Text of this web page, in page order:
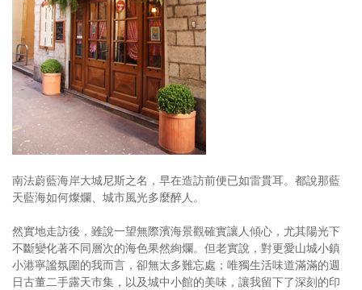
照相簿
影音區
創意出版服務
歷史區
關於Yilan
個人著作
媒體報導一覽
合作與代言
南法蔚藍海岸大城尼斯之名，早在造訪前便已如雷貫耳。都說那藍
天藍海如何燦爛、城市風光多麼醉人。
然實地走訪後，雖說一望無際濱海景觀確實讓人傾心，尤其陽光下
不斷變化著不同層次的海色果然絢爛。但老實說，對更愛山城小鎮
小港寧謐氛圍的我而言，卻無太多難忘處；唯獨生活味道滿滿的週
日古董二手露天市集，以及城中小館的美味，讓我留下了深刻的印